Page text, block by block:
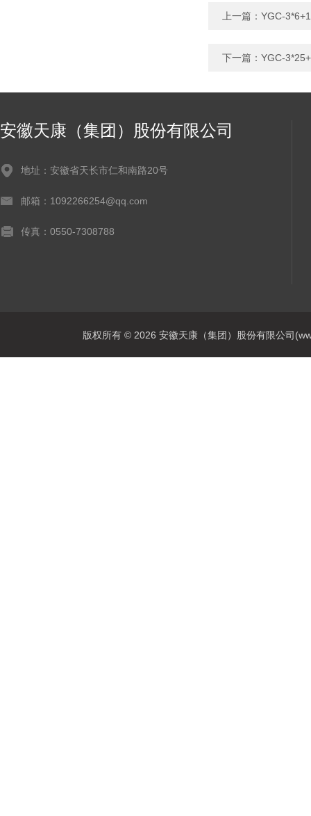
上一篇： YGC-
下一篇： YGC-
安徽天康（集团）股份有限公司
地址：安徽省天长市仁和南路20号
邮箱：1092266254@qq.com
传真：0550-7308788
版权所有 © 2026 安徽天康（集团）股份有限公司